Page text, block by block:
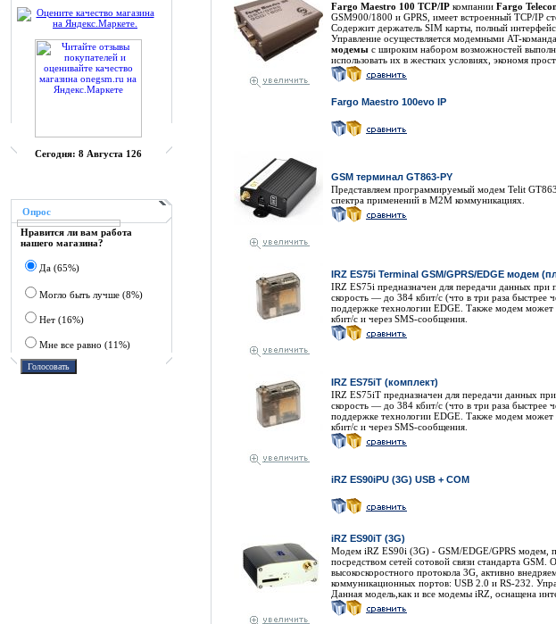
Сегодня: 8 Августа 126
Опрос
Нравится ли вам работа
нашего магазина?
Да (65%)
Могло быть лучше (8%)
Нет (16%)
Мне все равно (11%)
Fargo Maestro 100 TCP/IP компании Fargo
GSM900/1800 и GPRS, имеет встроенный TCP/IP
Содержит держатель SIM карты, полный
Управление осуществляется модемными AT-
модемы с широким набором возможностей
использовать их в жестких условиях, экономя
Fargo Maestro 100evo IP
GSM терминал GT863-PY
Представляем программируемый модем Telit
спектра применений в M2M коммуникациях.
IRZ ES75i Terminal GSM/GPRS/EDGE модем
IRZ ES75i предназначен для передачи данных при
скорость — до 384 кбит/с (что в три раза быстрее
поддержке технологии EDGE. Также модем может
кбит/с и через SMS-сообщения.
IRZ ES75iT (комплект)
IRZ ES75iT предназначен для передачи данных
скорость — до 384 кбит/с (что в три раза быстрее
поддержке технологии EDGE. Также модем может
кбит/с и через SMS-сообщения.
iRZ ES90iPU (3G) USB + COM
iRZ ES90iT (3G)
Модем iRZ ES90i (3G) - GSM/EDGE/GPRS модем,
посредством сетей сотовой связи стандарта
высокоскоростного протокола 3G, активно
коммуникационных портов: USB 2.0 и RS-232.
Данная модель,как и все модемы iRZ, оснащена